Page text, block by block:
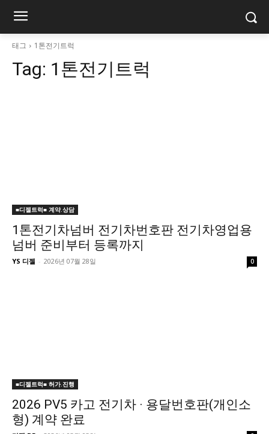
태그 1톤전기트럭
Tag: 1톤전기트럭
■디젤트럭■ 계약.상담
1톤전기차넘버 전기차번호판 전기차영업용
넘버 준비부터 등록까지
YS 디젤 - 2026년 07월 28일 0
■디젤트럭■ 허가.진행
2026 PV5 카고 전기차 · 용달번호판(개인소
형) 계약 완료